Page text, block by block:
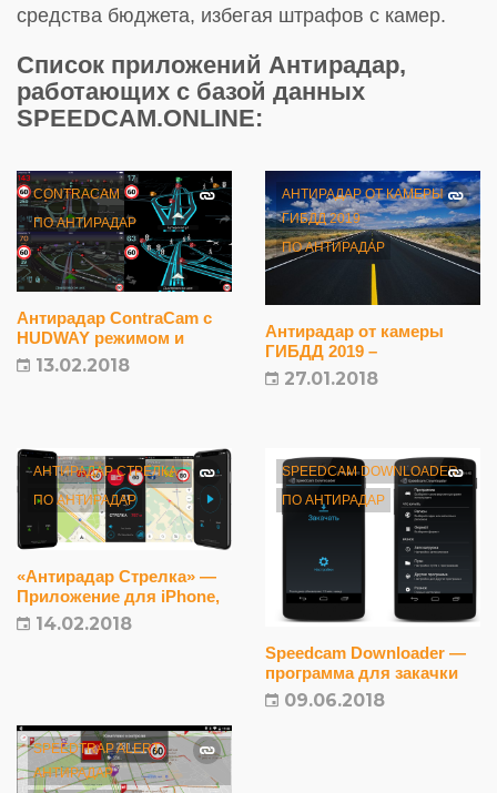
средства бюджета, избегая штрафов с камер.
Список приложений Антирадар,
работающих с базой данных
SPEEDCAM.ONLINE:
CONTRACAM
ПО АНТИРАДАР
Антирадар ContraCam с
HUDWAY режимом и
оффлайн картами —
Приложение для iPhone и
13.02.2018
АНТИРАДАР ОТ КАМЕРЫ
ГИБДД 2019
ПО АНТИРАДАР
Антирадар от камеры
ГИБДД 2019 –
Приложение для iPhone и
iPad
27.01.2018
АНТИРАДАР СТРЕЛКА
ПО АНТИРАДАР
«Антирадар Стрелка» —
Приложение для iPhone,
iPad, Android и Windows
14.02.2018
SPEEDCAM DOWNLOADER
ПО АНТИРАДАР
Speedcam Downloader —
программа для закачки
спидкамов
09.06.2018
SPEEDTRAP ALERT
АНТИРАДАР